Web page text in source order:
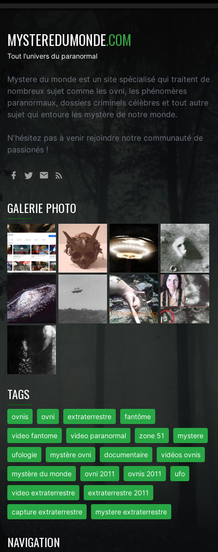
MYSTEREDUMONDE.COM
Tout l'univers du paranormal
Mystere du monde est un site spécialisé qui traitent de
nombreux sujet comme les ovni, les phénomères
paranormaux, dossiers criminels célèbres et tout autre
sujet qui entoure les mystère de notre monde.
N'hésitez pas à venir rejoindre notre communauté de
passionés !
GALERIE PHOTO
TAGS
ovnis ovni extraterrestre fantôme
video fantome video paranormal zone 51 mystere
ufologie mystère ovni documentaire vidéos ovnis
mystère du monde ovni 2011 ovnis 2011 ufo
video extraterrestre extraterrestre 2011
capture extraterrestre mystere extraterrestre
NAVIGATION